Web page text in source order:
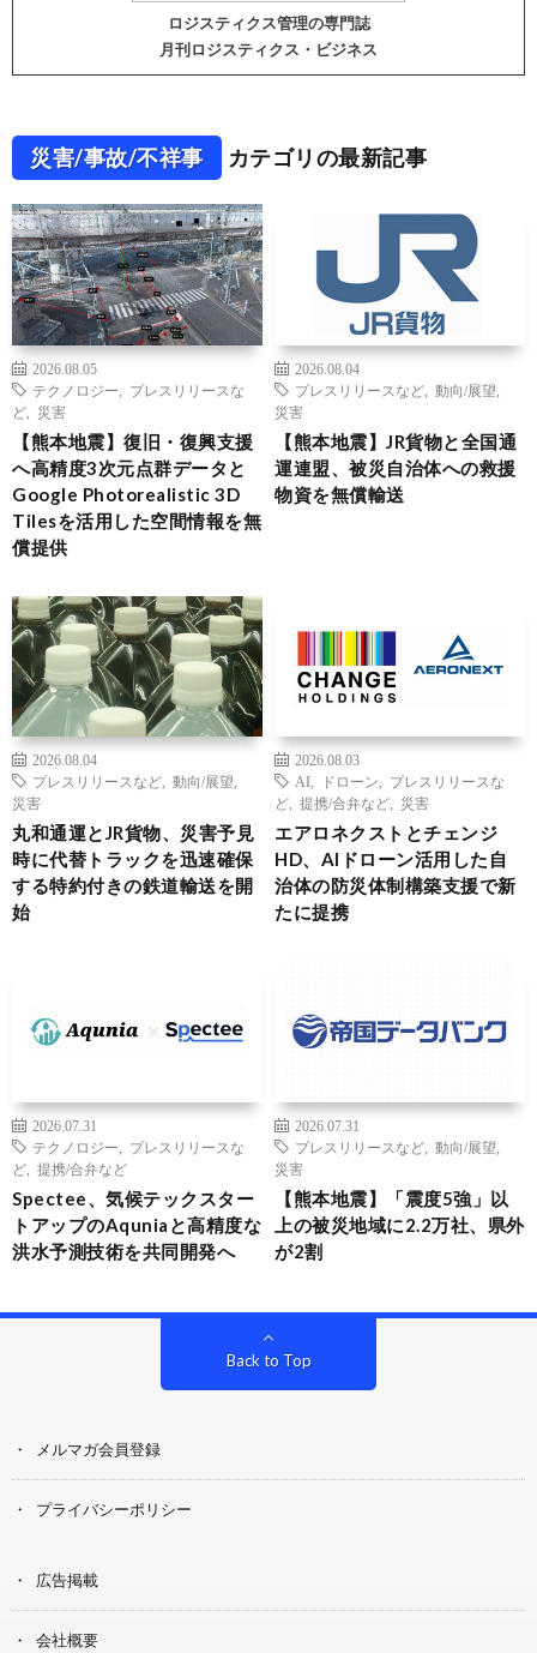
ロジスティクス管理の専門誌
月刊ロジスティクス・ビジネス
災害/事故/不祥事 カテゴリの最新記事
2026.08.05
テクノロジー
プレスリリースな
ど
災害
【熊本地震】復旧・復興支援
へ高精度3次元点群データと
Google Photorealistic 3D
Tilesを活用した空間情報を無
償提供
2026.08.04
プレスリリースなど
動向/展望
災害
【熊本地震】JR貨物と全国通
運連盟、被災自治体への救援
物資を無償輸送
2026.08.04
プレスリリースなど
動向/展望
災害
丸和通運とJR貨物、災害予見
時に代替トラックを迅速確保
する特約付きの鉄道輸送を開
始
2026.08.03
AI
ドローン
プレスリリースな
ど
提携/合弁など 災害
エアロネクストとチェンジ
HD、AIドローン活用した自
治体の防災体制構築支援で新
たに提携
2026.07.31
テクノロジー
プレスリリースな
ど
提携/合弁など
Spectee、気候テックスター
トアップのAquniaと高精度な
洪水予測技術を共同開発へ
2026.07.31
プレスリリースなど
動向/展望
災害
【熊本地震】「震度5強」以
上の被災地域に2.2万社、県外
が2割
Back to Top
メルマガ会員登録
プライバシーポリシー
広告掲載
会社概要